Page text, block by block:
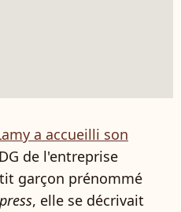
a accueilli son
de l'entreprise
garçon prénommé
, elle se décrivait